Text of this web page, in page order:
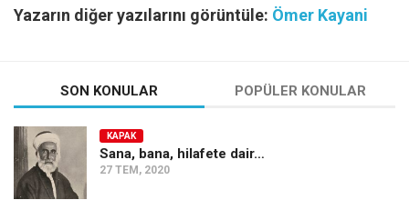
Yazarın diğer yazılarını görüntüle: Ömer Kayani
SON KONULAR POPÜLER KONULAR
KAPAK
Sana, bana, hilafete dair…
27 TEM, 2020